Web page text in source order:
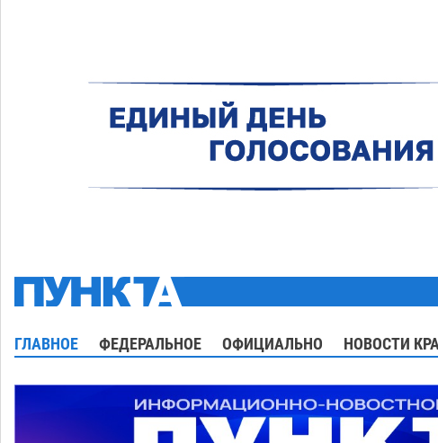
ГЛАВНОЕ ФЕДЕРАЛЬНОЕ ОФИЦИАЛЬНО НОВОСТИ